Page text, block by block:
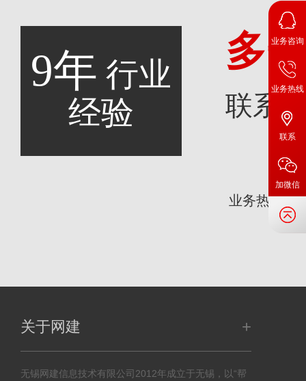
9年 行业
经验
多
联系
业务热线：
关于网建 +
无锡网建信息技术有限公司2012年成立于无锡，以“帮
业务咨询
业务热线
联系
加微信